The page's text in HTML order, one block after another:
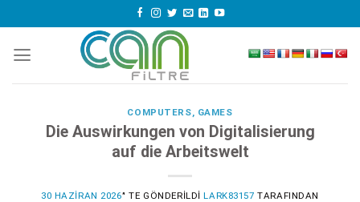
to
content
COMPUTERS, GAMES
Die Auswirkungen von Digitalisierung
auf die Arbeitswelt
30 HAZIRAN 2026’' TE GÖNDERILDI LARK83157 TARAFINDAN